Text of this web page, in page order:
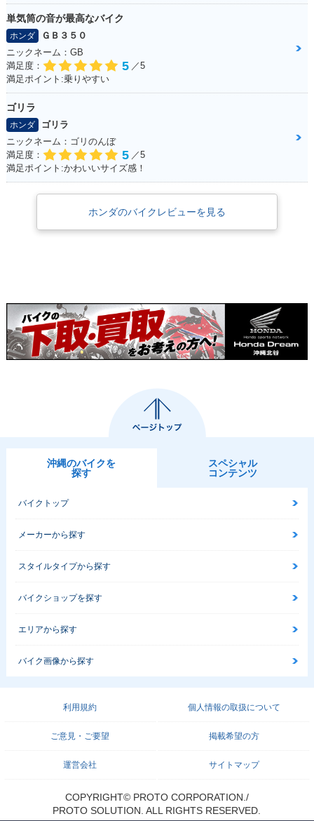
単気筒の音が最高なバイク
ホンダ
ＧＢ３５０
ニックネーム：GB
満足度：
5 ／5
満足ポイント:乗りやすい
ゴリラ
ホンダ
ゴリラ
ニックネーム：ゴリのんぼ
満足度：
5 ／5
満足ポイント:かわいいサイズ感！
ホンダのバイクレビューを見る
沖縄のバイクを
探す
スペシャル
コンテンツ
バイクトップ
メーカーから探す
スタイルタイプから探す
バイクショップを探す
エリアから探す
バイク画像から探す
利用規約 個人情報の取扱について
ご意見・ご要望 掲載希望の方
運営会社 サイトマップ
COPYRIGHT© PROTO CORPORATION./
PROTO SOLUTION. ALL RIGHTS RESERVED.